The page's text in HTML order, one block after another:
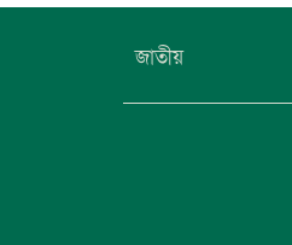
জাতীয়